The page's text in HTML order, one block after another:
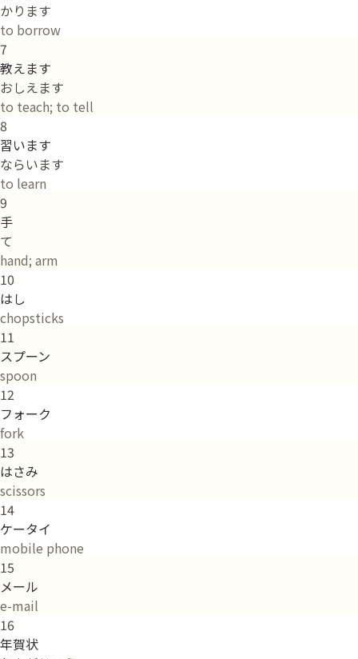
かります
to borrow
7
教えます
おしえます
to teach; to tell
8
習います
ならいます
to learn
9
手
て
hand; arm
10
はし
chopsticks
11
スプーン
spoon
12
フォーク
fork
13
はさみ
scissors
14
ケータイ
mobile phone
15
メール
e-mail
16
年賀状